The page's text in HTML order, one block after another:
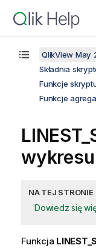
QlikView May
Składnia
Funkcje
Funkcje
wykresu
NA TEJ STRONIE
Dowiedz się
Funkcja